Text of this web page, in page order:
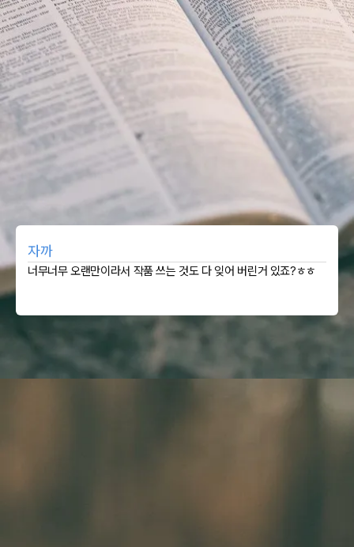
자까
너무너무 오랜만이라서 작품 쓰는 것도 다 잊어 버린거 있죠?ㅎㅎ